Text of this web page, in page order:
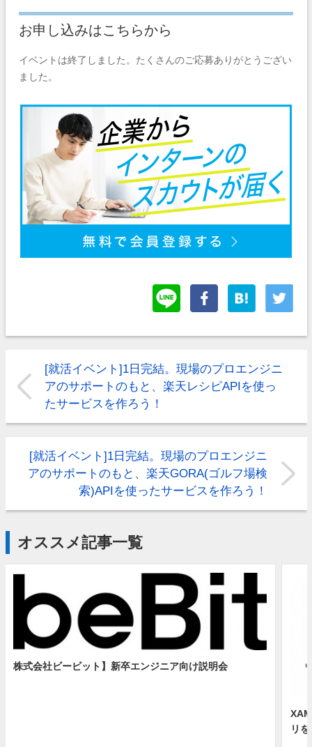
お申し込みはこちらから
イベントは終了しました。たくさんのご応募ありがとうござい
ました。
[就活イベント]1日完結。現場のプロエンジニ
アのサポートのもと、楽天レシピAPIを使っ
たサービスを作ろう！
[就活イベント]1日完結。現場のプロエンジニ
アのサポートのもと、楽天GORA(ゴルフ場検
索)APIを使ったサービスを作ろう！
オススメ記事一覧
株式会社ビービット】新卒エンジニア向け説明会
リ